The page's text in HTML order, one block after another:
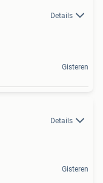
Details
Gisteren
Details
Gisteren